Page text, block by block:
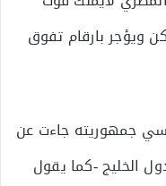
ويؤجر بارقام تفوق
جمهوريته جاءت عن
الخليج -كما يقول